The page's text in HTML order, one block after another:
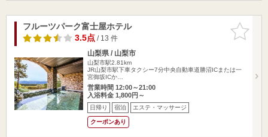
お気に入
りに追加
フルーツパーク富士屋ホテル
3.5点/ 13 件
山梨県 / 山梨市
山梨市駅2.81km
JR山梨市駅下車タクシー7分中央自動車道勝沼ICまたは一
宮御坂ICか…
営業時間 12:00～21:00
入浴料金 1,800円～
日帰り 宿泊 エステ・マッサージ
クーポンあり